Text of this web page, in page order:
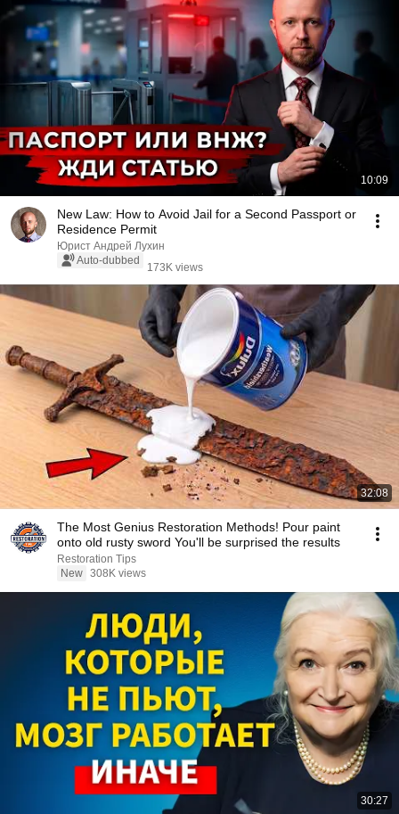
10:09
New Law: How to Avoid Jail for a Second Passport or
Residence Permit
Юрист Андрей Лухин
Auto-dubbed
173K views
32:08
The Most Genius Restoration Methods! Pour paint
onto old rusty sword You'll be surprised the results
Restoration Tips
New 308K views
30:27